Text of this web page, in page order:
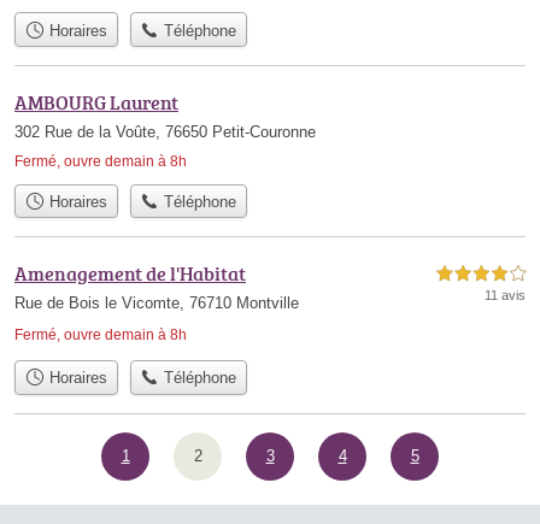
Horaires Téléphone
AMBOURG Laurent
302 Rue de la Voûte, 76650 Petit-Couronne
Fermé, ouvre demain à 8h
Horaires Téléphone
Amenagement de l'Habitat
Rue de Bois le Vicomte, 76710 Montville
Fermé, ouvre demain à 8h
4,0 étoiles sur 5
11 avis
Horaires Téléphone
1 2 3 4 5